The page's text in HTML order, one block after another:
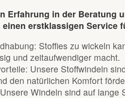
Erfahrung in der Beratung
erstklassigen Service
Stoffies zu wickeln
und zeitaufwendiger macht.
Unsere Stoffwindeln
den natürlichen Komfort
Windeln sind auf lange